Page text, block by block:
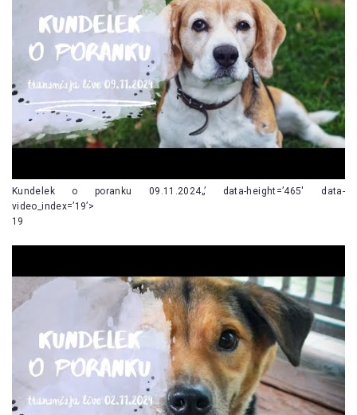
Kundelek o poranku 09.11.2024„’ data-height=’465′ data-
video_index=’19’>
19